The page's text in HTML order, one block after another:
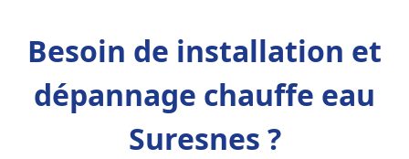
Besoin de installation et
dépannage chauffe eau
Suresnes ?